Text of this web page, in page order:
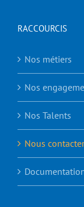
RACCOURCIS
Nos métiers
Nos
Nos Talents
Nous contacter